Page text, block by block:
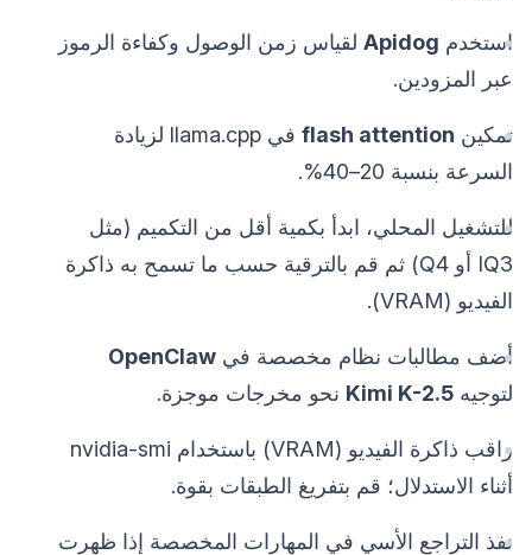
استخدم Apidog لقياس زمن الوصول وكفاءة الرموز
عبر المزودين.
تمكين flash attention
في llama.cpp لزيادة
السرعة بنسبة 20–40%.
للتشغيل المحلي، ابدأ بكمية أقل من التكميم (مثل
IQ3 أو Q4) ثم قم بالترقية حسب ما تسمح به ذاكرة
الفيديو (VRAM).
أضف مطالبات نظام مخصصة في OpenClaw
لتوجيه Kimi K-2.5 نحو مخرجات موجزة.
راقب ذاكرة الفيديو (VRAM) باستخدام nvidia-smi
أثناء الاستدلال؛ قم بتفريغ الطبقات بقوة.
نفذ التراجع الأسي في المهارات المخصصة إذا ظهرت